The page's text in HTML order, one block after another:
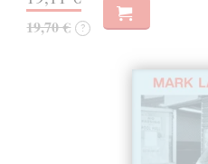
19,70 € ?